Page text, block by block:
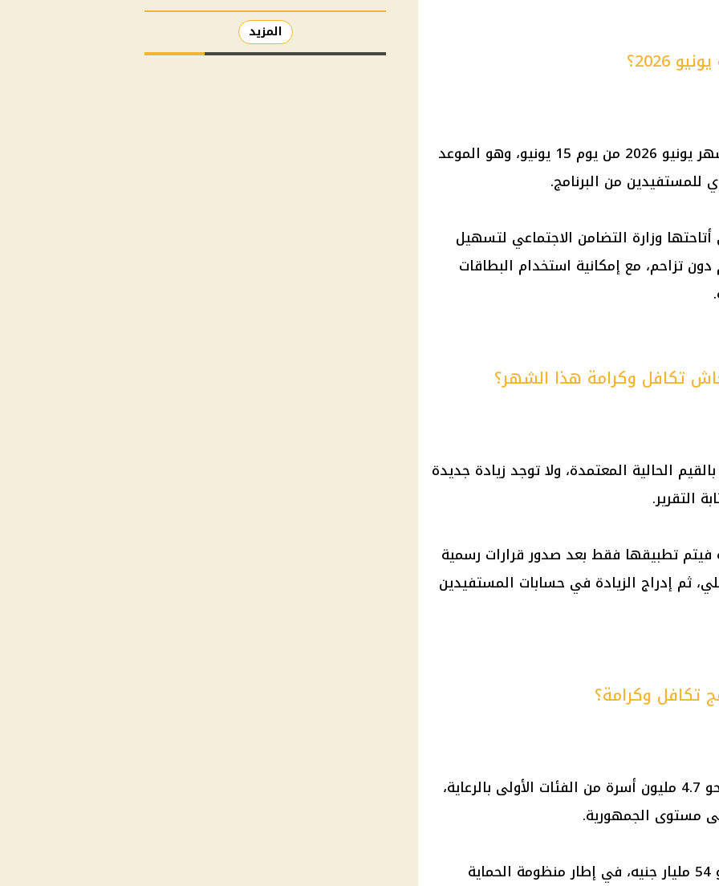
يبدأ صرف معاش تكافل وكرامة لشهر يونيو 2026 من يوم 15 يونيو، وهو الموعد
للمستفيدين من البرنامج.
وزارة التضامن الاجتماعي لتسهيل
تزاحم، مع إمكانية استخدام البطاقات
تكافل وكرامة هذا الشهر؟
يونيو 2026 تصرف بالقيم الحالية المعتمدة، ولا توجد زيادة جديدة
التقرير.
فيتم تطبيقها فقط بعد صدور قرارات رسمية
ثم إدراج الزيادة في حسابات المستفيدين
تكافل وكرامة؟
يستفيد من برنامج تكافل وكرامة نحو 4.7 مليون أسرة من الفئات الأولى بالرعاية،
وتبلغ الموازنة السنوية للبرنامج نحو 54 مليار جنيه، في إطار منظومة الحماية
المزيد